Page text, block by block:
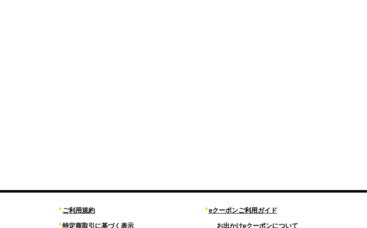
ご利用規約
特定商取引に基づく表示
eクーポンご利用ガイド
お出かけeクーポンについて